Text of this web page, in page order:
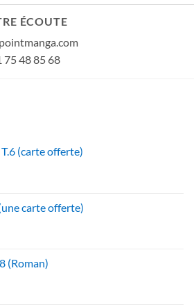
ÉCOUTE
75 48 85 68
(carte offerte)
carte offerte)
(Roman)